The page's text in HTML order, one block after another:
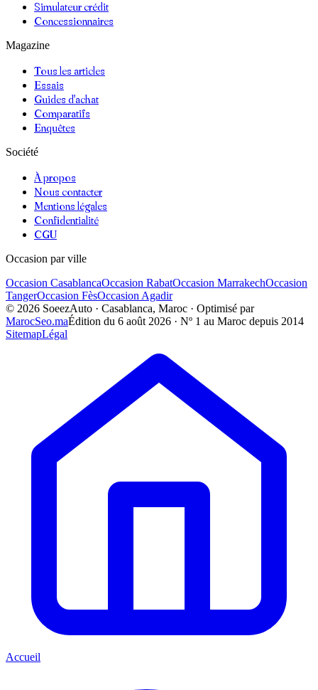
Simulateur crédit
Concessionnaires
Magazine
Tous les articles
Essais
Guides d'achat
Comparatifs
Enquêtes
Société
À propos
Nous contacter
Mentions légales
Confidentialité
CGU
Occasion par ville
Occasion CasablancaOccasion RabatOccasion MarrakechOccasion
TangerOccasion FèsOccasion Agadir
© 2026 SoeezAuto · Casablanca, Maroc · Optimisé par
MarocSeo.maÉdition du 6 août 2026 · Nº 1 au Maroc depuis 2014
SitemapLégal
Accueil